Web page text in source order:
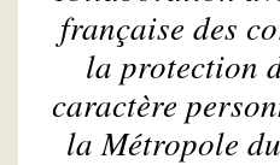
française des
la protection
caractère
la Métropole